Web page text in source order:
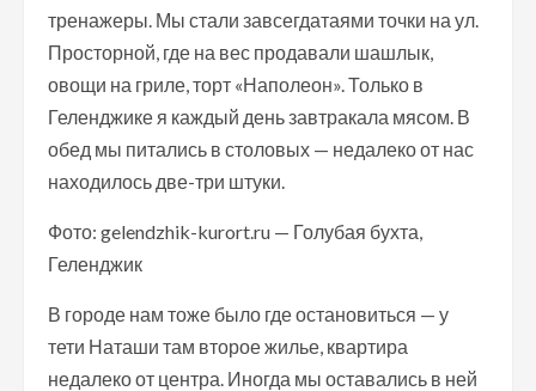
тренажеры. Мы стали завсегдатаями точки на ул.
Просторной, где на вес продавали шашлык,
овощи на гриле, торт «Наполеон». Только в
Геленджике я каждый день завтракала мясом. В
обед мы питались в столовых — недалеко от нас
находилось две-три штуки.
Фото: gelendzhik-kurort.ru — Голубая бухта,
Геленджик
В городе нам тоже было где остановиться — у
тети Наташи там второе жилье, квартира
недалеко от центра. Иногда мы оставались в ней